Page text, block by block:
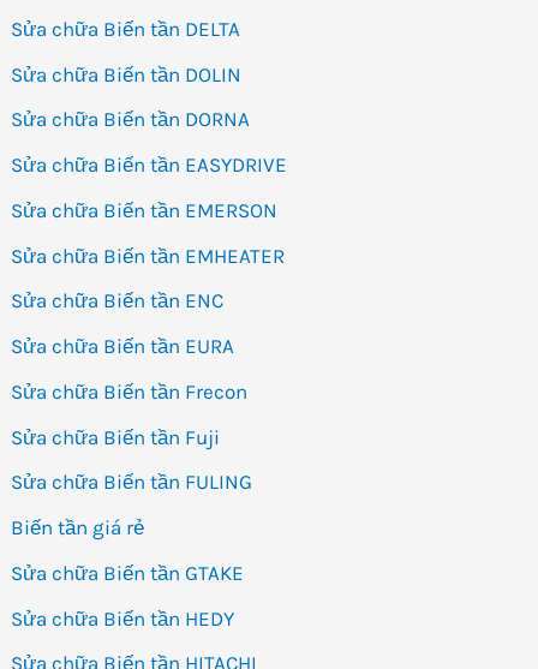
Sửa chữa Biến tần DELTA
Sửa chữa Biến tần DOLIN
Sửa chữa Biến tần DORNA
Sửa chữa Biến tần EASYDRIVE
Sửa chữa Biến tần EMERSON
Sửa chữa Biến tần EMHEATER
Sửa chữa Biến tần ENC
Sửa chữa Biến tần EURA
Sửa chữa Biến tần Frecon
Sửa chữa Biến tần Fuji
Sửa chữa Biến tần FULING
Biến tần giá rẻ
Sửa chữa Biến tần GTAKE
Sửa chữa Biến tần HEDY
Sửa chữa Biến tần HITACHI